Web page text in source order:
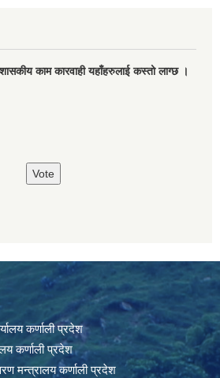
काम कारवाही यहाँहरुलाई कस्तो लाग्छ ।
कर्णाली प्रदेश
कर्णाली प्रदेश
मन्त्रालय कर्णाली प्रदेश